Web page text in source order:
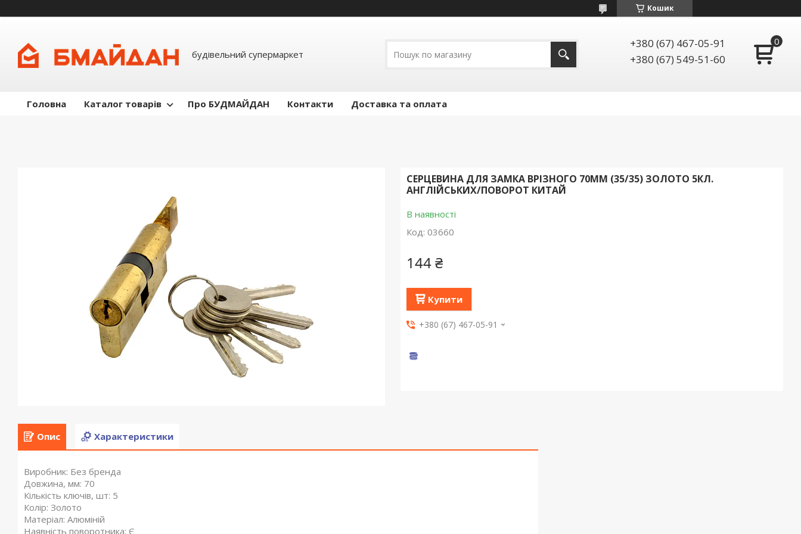
Кошик
будівельний супермаркет
+380 (67) 467-05-91
+380 (67) 549-51-60
Головна Каталог товарів Про БУДМАЙДАН Контакти Доставка та оплата
СЕРЦЕВИНА ДЛЯ ЗАМКА ВРІЗНОГО 70ММ (35/35) ЗОЛОТО 5КЛ.
АНГЛІЙСЬКИХ/ПОВОРОТ КИТАЙ
В наявності
Код: 03660
144 ₴
Купити
+380 (67) 467-05-91
Опис Характеристики
Виробник: Без бренда
Довжина, мм: 70
Кількість ключів, шт: 5
Колір: Золото
Матеріал: Алюміній
Наявність поворотника: Є